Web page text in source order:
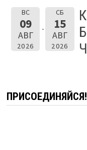
ВС
09
АВГ
2026
СБ
15
АВГ
2026
ПРИСОЕДИНЯЙСЯ!